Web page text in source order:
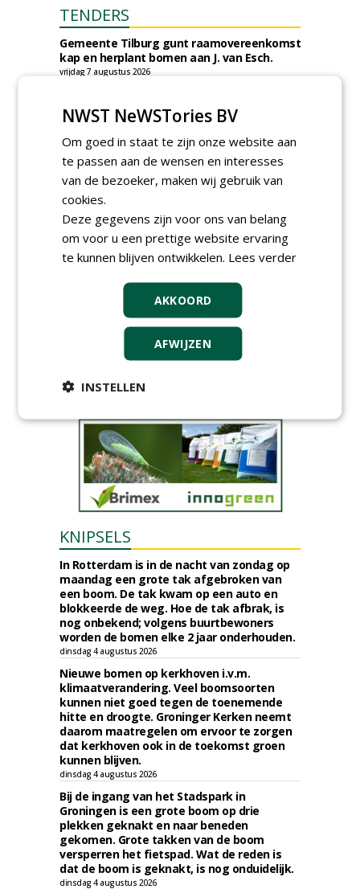
TENDERS
Gemeente Tilburg gunt raamovereenkomst
kap en herplant bomen aan J. van Esch.
vrijdag 7 augustus 2026
verbindingszone Zwaluwenbunders en
boslandschap Rugdijk aan Van Helvoirt
Groenprojecten
vrijdag 7 augustus 2026
Gemeente Eindhoven gunt groot
onderhoud ''Stedelijk bos'' binnen de
bebouwingscontour houtkap aan
Boomrooierij Weijtmans.
Academisch Ziekenhuis Maastricht gunt
onderhoud terreinen MUMC+ aan Jonkers
Hoveniers, Dolmans Landscaping Group en
dinsdag 4 augustus 2026
Provincie Drenthe gunt bestek 1879;
onderhoud bomen en beplantingen 2026,
provincie Drenthe aan Den Held
zondag 2 augustus 2026
KNIPSELS
In Rotterdam is in de nacht van zondag op
maandag een grote tak afgebroken van
een boom. De tak kwam op een auto en
blokkeerde de weg. Hoe de tak afbrak, is
nog onbekend; volgens buurtbewoners
worden de bomen elke 2 jaar onderhouden.
dinsdag 4 augustus 2026
Nieuwe bomen op kerkhoven i.v.m.
klimaatverandering. Veel boomsoorten
kunnen niet goed tegen de toenemende
hitte en droogte. Groninger Kerken neemt
daarom maatregelen om ervoor te zorgen
dat kerkhoven ook in de toekomst groen
kunnen blijven.
dinsdag 4 augustus 2026
Bij de ingang van het Stadspark in
Groningen is een grote boom op drie
plekken geknakt en naar beneden
gekomen. Grote takken van de boom
versperren het fietspad. Wat de reden is
dat de boom is geknakt, is nog onduidelijk.
dinsdag 4 augustus 2026
NWST NeWSTories BV
Om goed in staat te zijn onze website aan
te passen aan de wensen en interesses
van de bezoeker, maken wij gebruik van
cookies.
Deze gegevens zijn voor ons van belang
om voor u een prettige website ervaring
te kunnen blijven ontwikkelen. Lees verder
AKKOORD
AFWIJZEN
INSTELLEN